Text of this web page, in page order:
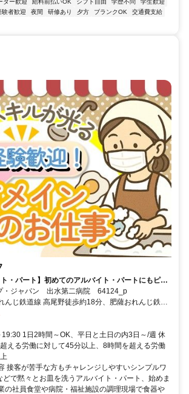
ター歓迎 給料前払いOK シフト自由 学歴不問
学生歓迎
験者歓迎 夜間 研修あり 夕方 ブランクOK
交通費支給
ト・パート】初めてのアルバイト・パートにもピッ
・ジャパン 出水第二病院 64124_p
んじ鉄道線 高尾野徒歩約18分、肥薩おれんじ鉄道
分、肥薩おれんじ鉄道線 西出水徒歩約64分
1日2時間～OK、平日と土日の内3日～/週 休
える労働に対して45分以上、8時間を超える労働
接客が苦手な方もチャレンジしやすいシンプルワ
どで黙々とお皿を洗うアルバイト・パート、始めま
の社員食堂や病院・福祉施設の調理現場で食器や